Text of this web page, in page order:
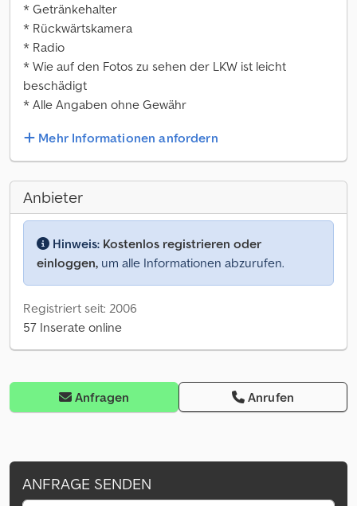
* Getränkehalter
* Rückwärtskamera
* Radio
* Wie auf den Fotos zu sehen der LKW ist leicht
beschädigt
* Alle Angaben ohne Gewähr
Mehr Informationen anfordern
Anbieter
Hinweis: Kostenlos registrieren oder
einloggen, um alle Informationen abzurufen.
Registriert seit: 2006
57 Inserate online
Anfragen Anrufen
ANFRAGE SENDEN